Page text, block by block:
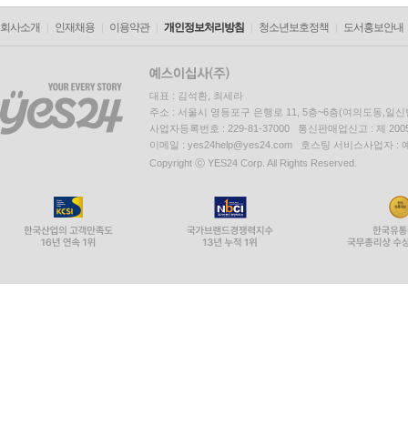
회사소개 인재채용 이용약관 개인정보처리방침 청소년보호정책 도서홍보안내
대표 : 김석환, 최세라
주소 : 서울시 영등포구 은행로 11, 5층~6층(여의도동,일신
사업자등록번호 : 229-81-37000 통신판매업신고 : 제
이메일 : yes24help@yes24.com 호스팅 서비스사업자 :
Copyright ⓒ YES24 Corp. All Rights Reserved.